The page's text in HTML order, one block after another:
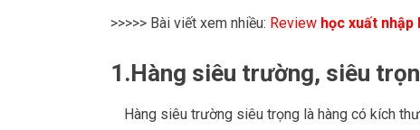
>>>>> Bài viết xem nhiều: Review học xuất
1.Hàng siêu trường, siêu
Hàng siêu trường siêu trọng là hàng có kích